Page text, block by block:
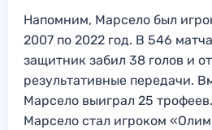
Напомним, Марсело был
2007 по 2022 год. В 546
защитник забил 38 голов и
результативные передачи.
Марсело выиграл 25
Марсело стал игроком